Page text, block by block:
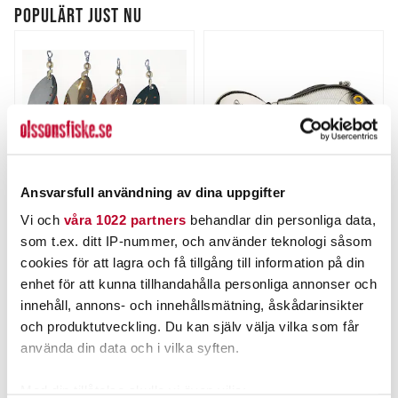
Ansvarsfull användning av dina uppgifter
Vi och våra 1022 partners behandlar din personliga data,
som t.ex. ditt IP-nummer, och använder teknologi såsom
cookies för att lagra och få tillgång till information på din
enhet för att kunna tillhandahålla personliga annonser och
innehåll, annons- och innehållsmätning, åskådarinsikter
och produktutveckling. Du kan själv välja vilka som får
använda din data och i vilka syften.
POPULÄRT JUST NU
MYRAN
TONI spinnare 12g
Nuvarande pris:
64,00 krTidigare pris:
79,00 kr
64,00 kr
79,00 kr
FINNS I LAGER.
LÄS MER
BERKLEY
Berkley Power Bait Pulse
Spintail XL 18g.
Nuvarande pris
99,00 krTidigare pris:
129,00 kr
99,00 kr
129,00 kr
FINNS I LAGER.